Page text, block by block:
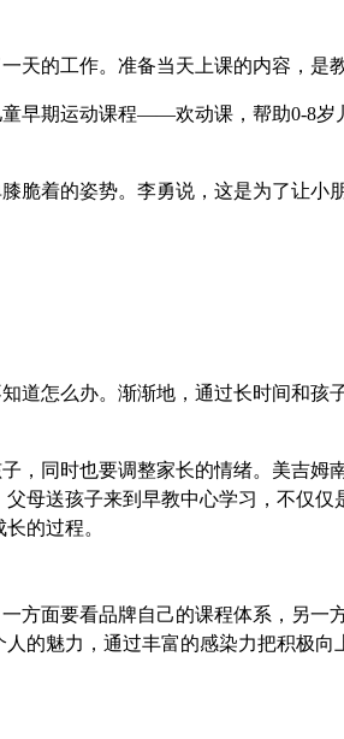
的工作。准备当天上课的内容，是
童早期运动课程——欢动课，帮助0-8岁
脆着的姿势。李勇说，这是为了让小
道怎么办。 渐渐地，通过长时间和孩
，同时也要调整家长的情绪。美吉姆
母送孩子来到早教中心学习，不仅
的过程。
方面要看品牌自己的课程体系，另一
的魅力，通过丰富的感染力把积极